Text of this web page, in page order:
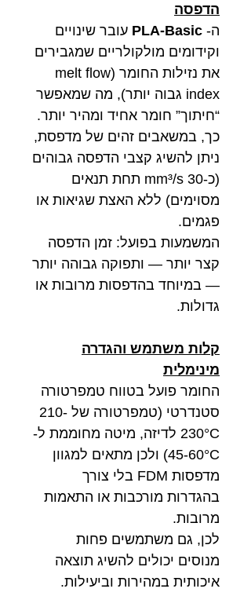
הדפסה
ה- PLA-Basic עובר שינויים
וקידומים מולקולריים שמגבירים
את נזילות החומר (melt flow
index גבוה יותר), מה שמאפשר
“חיתוך” חומר אחיד ומהיר יותר.
כך, במשאבים זהים של מדפסת,
ניתן להשיג קצבי הדפסה גבוהים
(כ-30 mm³/s תחת תנאים
מסוימים) ללא האצת שגיאות או
פגמים.
המשמעות בפועל: זמן הדפסה
קצר יותר — ותפוקה גבוהה יותר
— במיוחד בהדפסות מרובות או
גדולות.
קלות משתמש והגדרה
מינימלית
החומר פועל בטווח טמפרטורה
סטנדרטי (טמפרטורה של 210-
230°C לדיזה, מיטה מחוממת ל-
45-60°C) ולכן מתאים למגוון
מדפסות FDM בלי צורך
בהגדרות מורכבות או התאמות
מרובות.
לכן, גם משתמשים פחות
מנוסים יכולים להשיג תוצאה
איכותית במהירות וביעילות.